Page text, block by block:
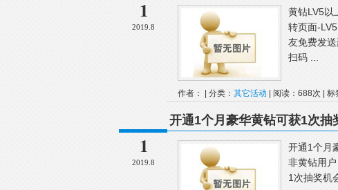
1
2019.8
黄钻LV5以
转页面-
友免费发
扫码 ...
作者： | 分类： 其它活动 | 阅读：688次 | 标
1
2019.8
开通1个月豪华黄钻可获1次
开通1个月
非黄钻用
1次抽奖机